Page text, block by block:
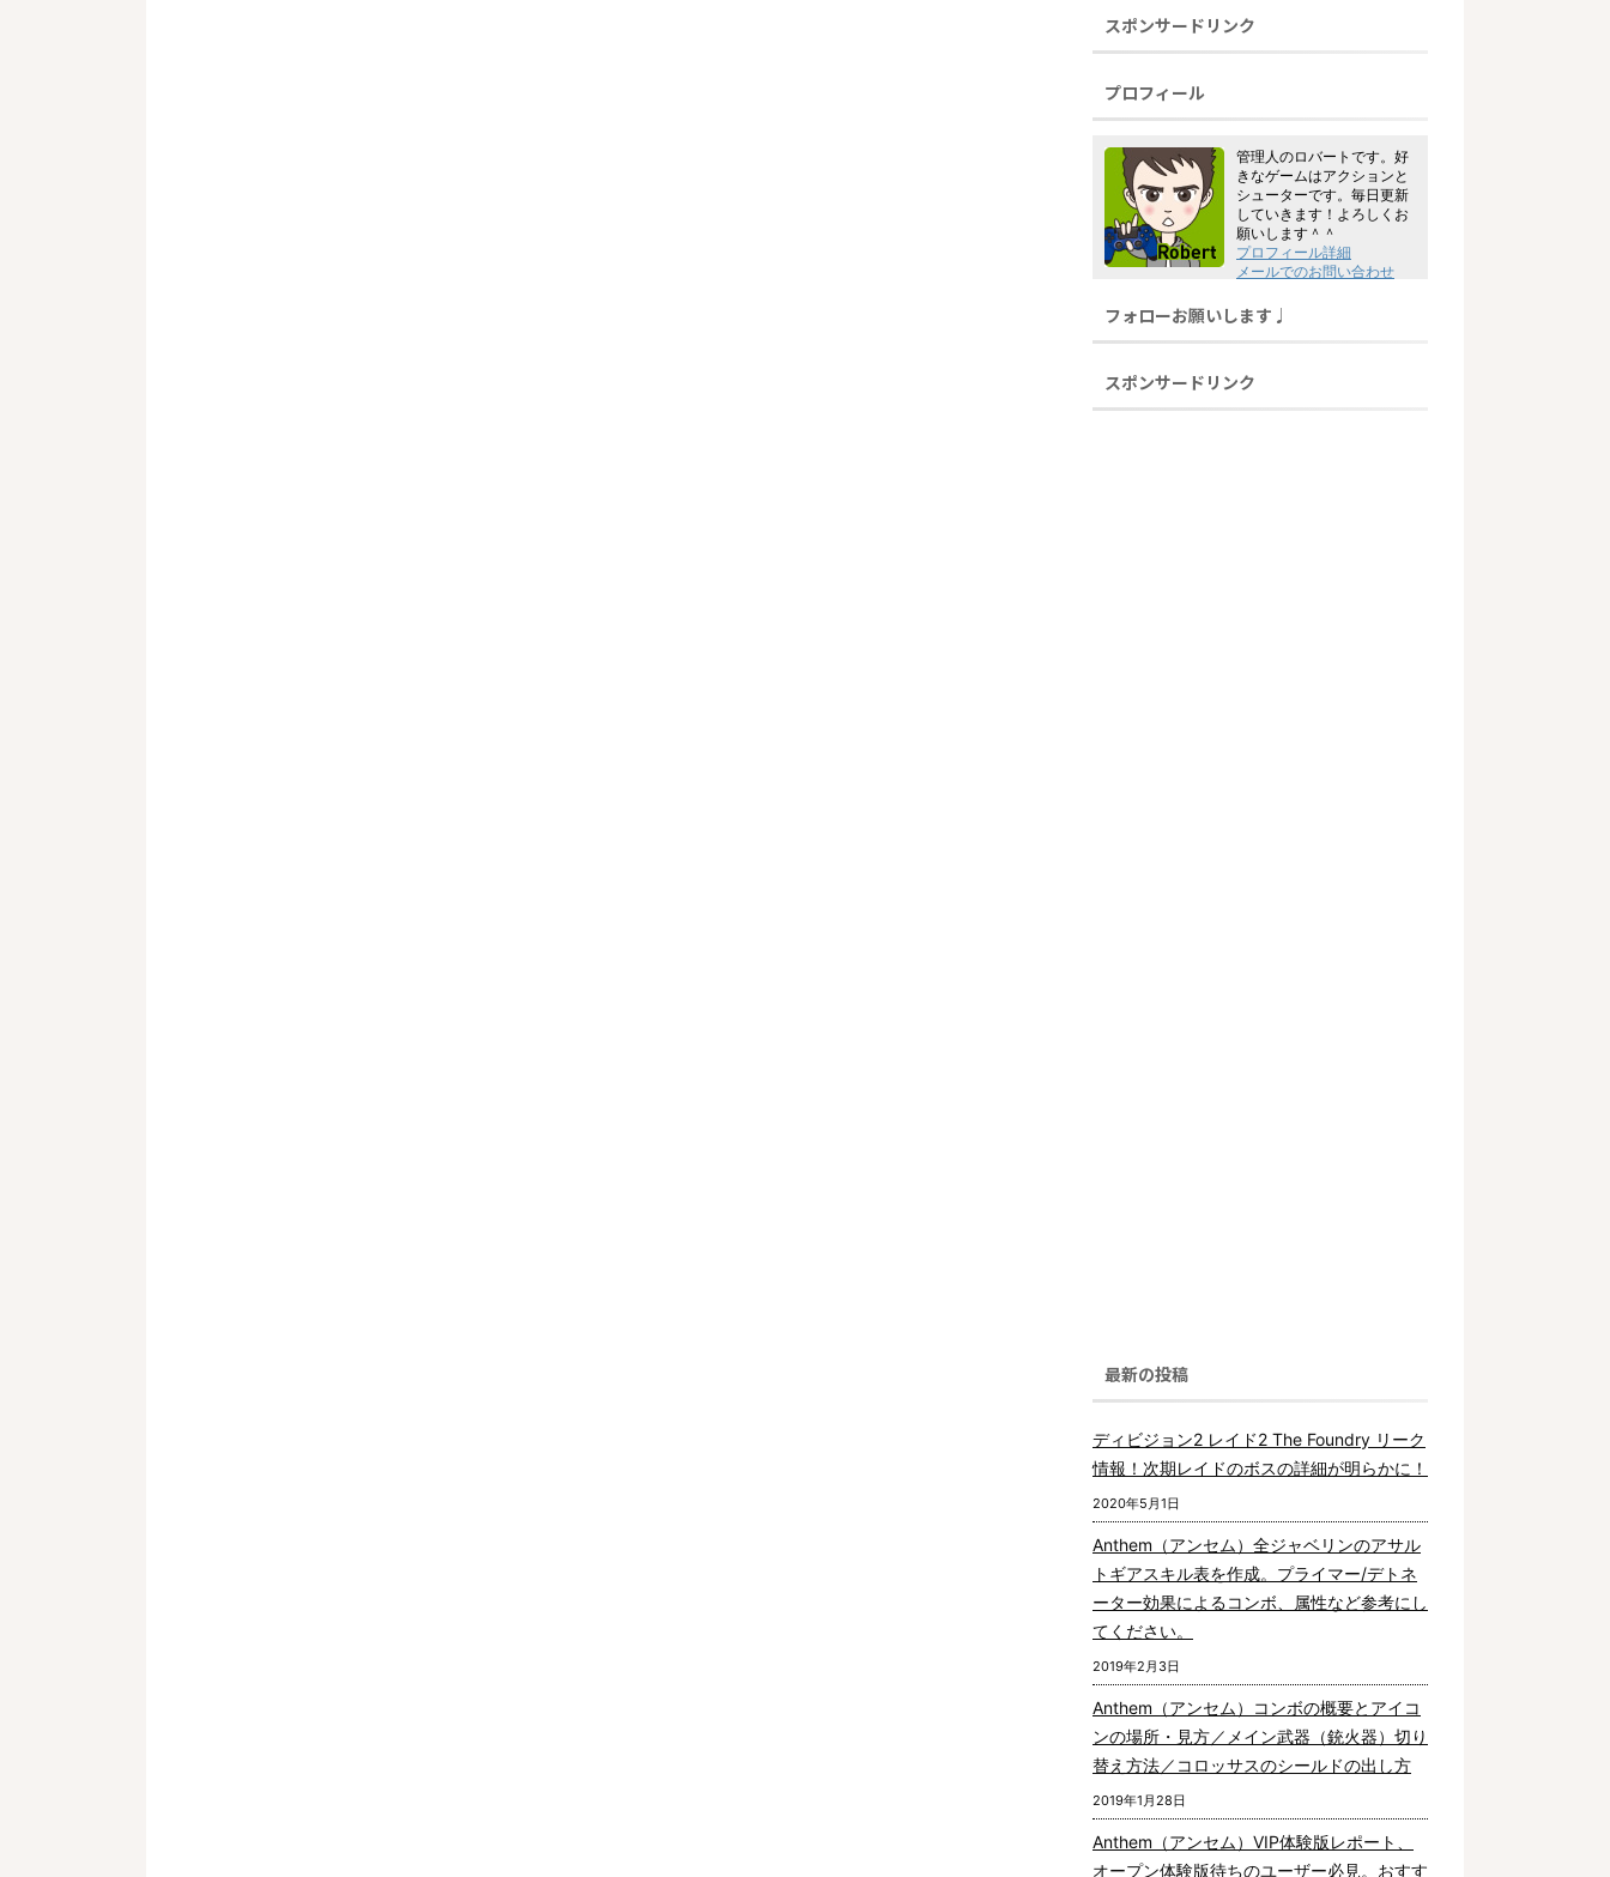
スポンサードリンク
プロフィール
管理人のロバートです。好
きなゲームはアクションと
シューターです。毎日更新
していきます！よろしくお
願いします＾＾
プロフィール詳細
メールでのお問い合わせ
フォローお願いします♩
スポンサードリンク
最新の投稿
ディビジョン2 レイド2 The Foundry リーク
情報！次期レイドのボスの詳細が明らかに！
2020年5月1日
Anthem（アンセム）全ジャベリンのアサル
トギアスキル表を作成。プライマー/デトネ
ーター効果によるコンボ、属性など参考にし
てください。
2019年2月3日
Anthem（アンセム）コンボの概要とアイコ
ンの場所・見方／メイン武器（銃火器）切り
替え方法／コロッサスのシールドの出し方
2019年1月28日
Anthem（アンセム）VIP体験版レポート、
オープン体験版待ちのユーザー必見。おすす